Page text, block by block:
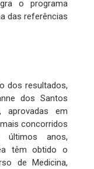
o programa
das referências
dos resultados,
dos Santos
aprovadas em
concorridos
últimos anos,
têm obtido o
de Medicina,